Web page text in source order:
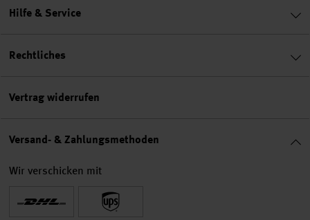
Hilfe & Service
Rechtliches
Vertrag widerrufen
Versand- & Zahlungsmethoden
Wir verschicken mit